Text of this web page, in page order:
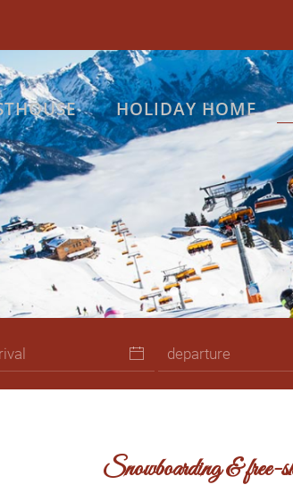
HOLIDAY HOME
Skicircus CSkicircus
Snowboarding & free-